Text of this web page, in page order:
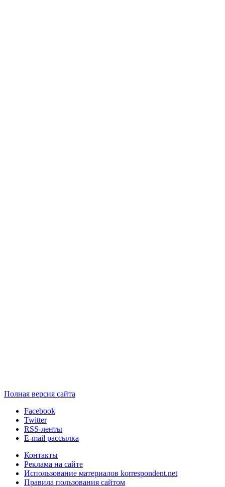
Полная версия сайта
Facebook
Twitter
RSS-ленты
E-mail рассылка
Контакты
Реклама на сайте
Использование материалов korrespondent.net
Правила пользования сайтом